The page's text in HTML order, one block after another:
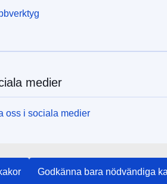
Godkänna bara nödvändiga
medier
oss i sociala medier